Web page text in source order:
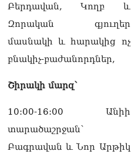
Բերդավան, Կողբ և
Զորական գյուղեր
մասնակի և հարակից ոչ
բնակիչ-բաժանորդներ,
Շիրակի մարզ՝
10:00-16:00 Անիի
տարածաշրջան՝
Բագրավան և Նոր Արթիկ